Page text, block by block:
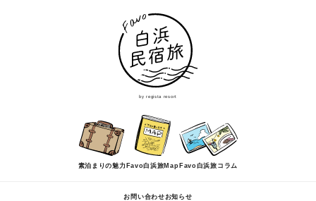
by regista resort
素泊まりの魅力 Favo白浜旅Map Favo白浜旅コラム
お問い合わせ お知らせ